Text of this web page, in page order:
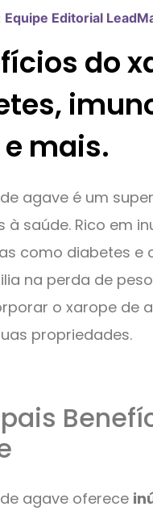
Equipe Editorial
do
mais.
agave é um
à saúde. Rico em
como diabetes e
na perda de
o xarope de
propriedades.
agave oferece